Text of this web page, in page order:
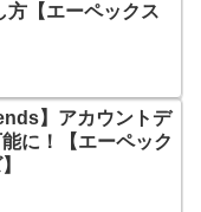
方【エーペックス
】アカウントデ
に！【エーペック